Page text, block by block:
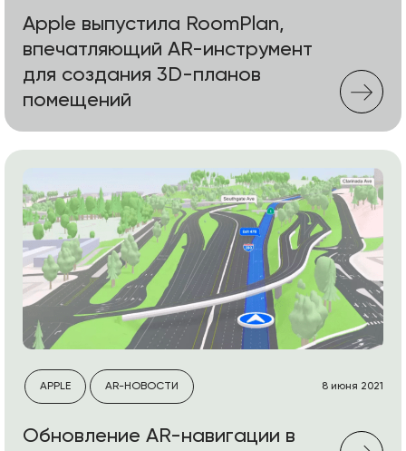
Apple выпустила RoomPlan,
впечатляющий AR-инструмент
для создания 3D-планов
помещений
APPLE AR-НОВОСТИ 8 июня 2021
Обновление AR-навигации в